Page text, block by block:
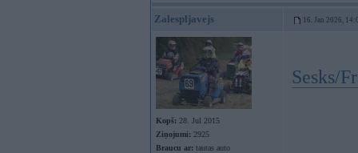
Zalespljavejs 16. Jan 2026,
Kopš: 28. Jul 2015
Ziņojumi: 2925
Braucu ar: tautas auto
Sesks/